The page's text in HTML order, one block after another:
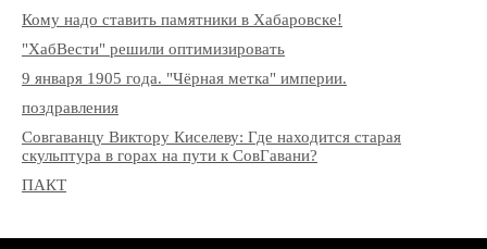
Кому надо ставить памятники в Хабаровске!
"ХабВести" решили оптимизировать
9 января 1905 года. "Чёрная метка" империи.
поздравления
Совгаванцу Виктору Киселеву: Где находится старая
скульптура в горах на пути к СовГавани?
ПАКТ